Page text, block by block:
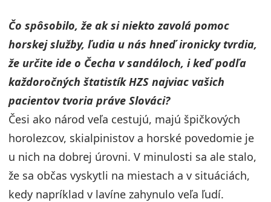
Čo spôsobilo, že ak si niekto zavolá pomoc
horskej služby, ľudia u nás hneď ironicky tvrdia,
že určite ide o Čecha v sandáloch, i keď podľa
každoročných štatistík HZS najviac vašich
pacientov tvoria práve Slováci?
Česi ako národ veľa cestujú, majú špičkových
horolezcov, skialpinistov a horské povedomie je
u nich na dobrej úrovni. V minulosti sa ale stalo,
že sa občas vyskytli na miestach a v situáciách,
kedy napríklad v lavíne zahynulo veľa ľudí.